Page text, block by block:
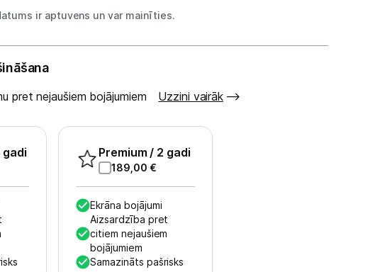
ir aptuvens un var mainīties.
pret nejaušiem bojājumiem Uzzini vairāk
gadi Premium / 2 gadi
189,00 €
Ekrāna bojājumi
Aizsardzība pret
citiem nejaušiem
bojājumiem
Samazināts pašrisks